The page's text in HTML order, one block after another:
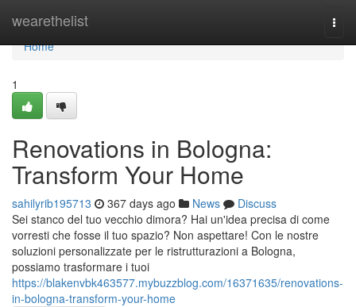
wearethelist
Home
Home
1
Renovations in Bologna:
Transform Your Home
sahilyrib195713 367 days ago News
Discuss
Sei stanco del tuo vecchio dimora? Hai un'idea precisa di come
vorresti che fosse il tuo spazio? Non aspettare! Con le nostre
soluzioni personalizzate per le ristrutturazioni a Bologna,
possiamo trasformare i tuoi
https://blakenvbk463577.mybuzzblog.com/16371635/renovations-
in-bologna-transform-your-home